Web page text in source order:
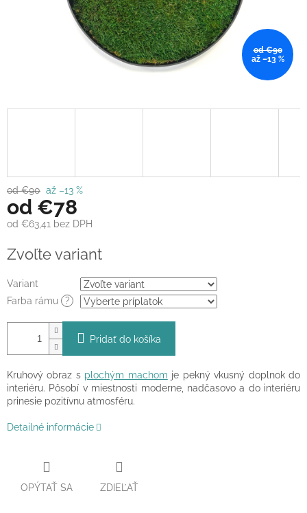
od €90
až –13 %
od €90 až –13 %
od €78
od €63,41 bez DPH
cena:
Zvoľte variant
Variant
Farba rámu
?
Pridať do košíka
Kruhový obraz s plochým machom je pekný vkusný doplnok do
interiéru. Pôsobí v miestnosti moderne, nadčasovo a do interiéru
prinesie pozitívnu atmosféru.
Detailné informácie
OPÝTAŤ SA ZDIEĽAŤ